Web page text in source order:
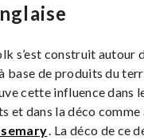
s’est construit autour
base de produits du
cette influence dans
et dans la déco comme
. La déco de ce